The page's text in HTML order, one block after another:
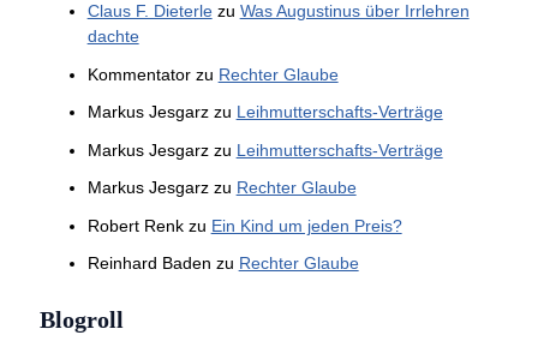
Claus F. Dieterlezu Was Augustinus über Irrlehren
dachte
Kommentatorzu Rechter Glaube
Markus Jesgarzzu Leihmutterschafts-Verträge
Markus Jesgarzzu Leihmutterschafts-Verträge
Markus Jesgarzzu Rechter Glaube
Robert Renkzu Ein Kind um jeden Preis?
Reinhard Baden zu Rechter Glaube
Blogroll